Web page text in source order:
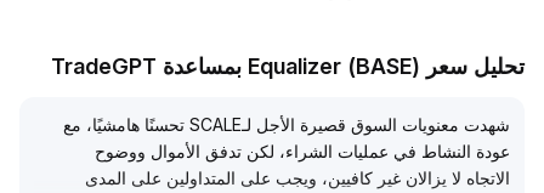
تحليل سعر Equalizer (BASE) بمساعدة TradeGPT
شهدت معنويات السوق قصيرة الأجل لـSCALE تحسنًا هامشيًا، مع
عودة النشاط في عمليات الشراء، لكن تدفق الأموال ووضوح
الاتجاه لا يزالان غير كافيين، ويجب على المتداولين على المدى